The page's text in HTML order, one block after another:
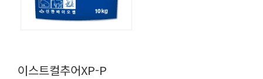
이스트컬추어XP-P